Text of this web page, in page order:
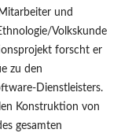
und
Volkskunde
forscht er
zu den
Dienstleisters.
Konstruktion von
gesamten